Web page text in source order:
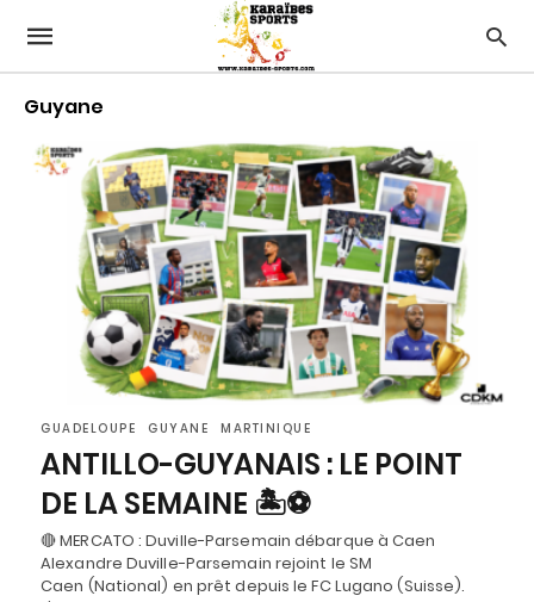
Guyane
GUADELOUPE GUYANE MARTINIQUE
ANTILLO-GUYANAIS : LE POINT
DE LA SEMAINE 🏝️⚽
🔴 MERCATO : Duville-Parsemain débarque à Caen
Alexandre Duville-Parsemain rejoint le SM
Caen (National) en prêt depuis le FC Lugano (Suisse).